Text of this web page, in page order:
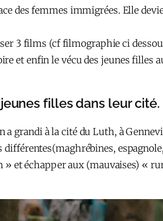
des femmes immigrées. Elle
3 films (cf filmographie ci
et enfin le vécu des jeunes filles
filles dans leur cité.
grandi à la cité du Luth, à
et échapper aux (mauvaises) «